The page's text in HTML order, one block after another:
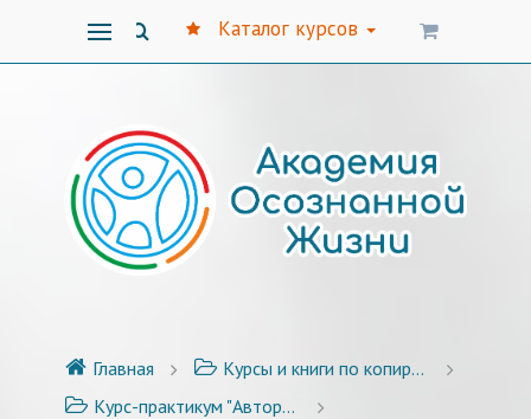
Каталог курсов
Главная
Курсы и книги по копирайтингу
Курс-практикум "Авторский стиль публикаций" - 25 уроков с примерами и заданиями